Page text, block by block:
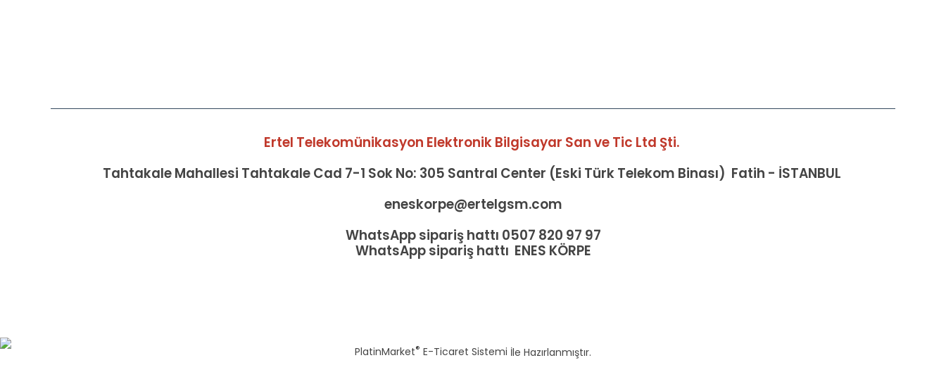
Ertel Telekomünikasyon Elektronik Bilgisayar San ve Tic Ltd Şti.
Tahtakale Mahallesi Tahtakale Cad 7-1 Sok No: 305 Santral Center (Eski Türk Telekom Binası) Fatih - İSTANBUL
eneskorpe@ertelgsm.com
WhatsApp sipariş hattı 0507 820 97 97
WhatsApp sipariş hattı ENES KÖRPE
PlatinMarket® E-Ticaret Sistemi İle Hazırlanmıştır.